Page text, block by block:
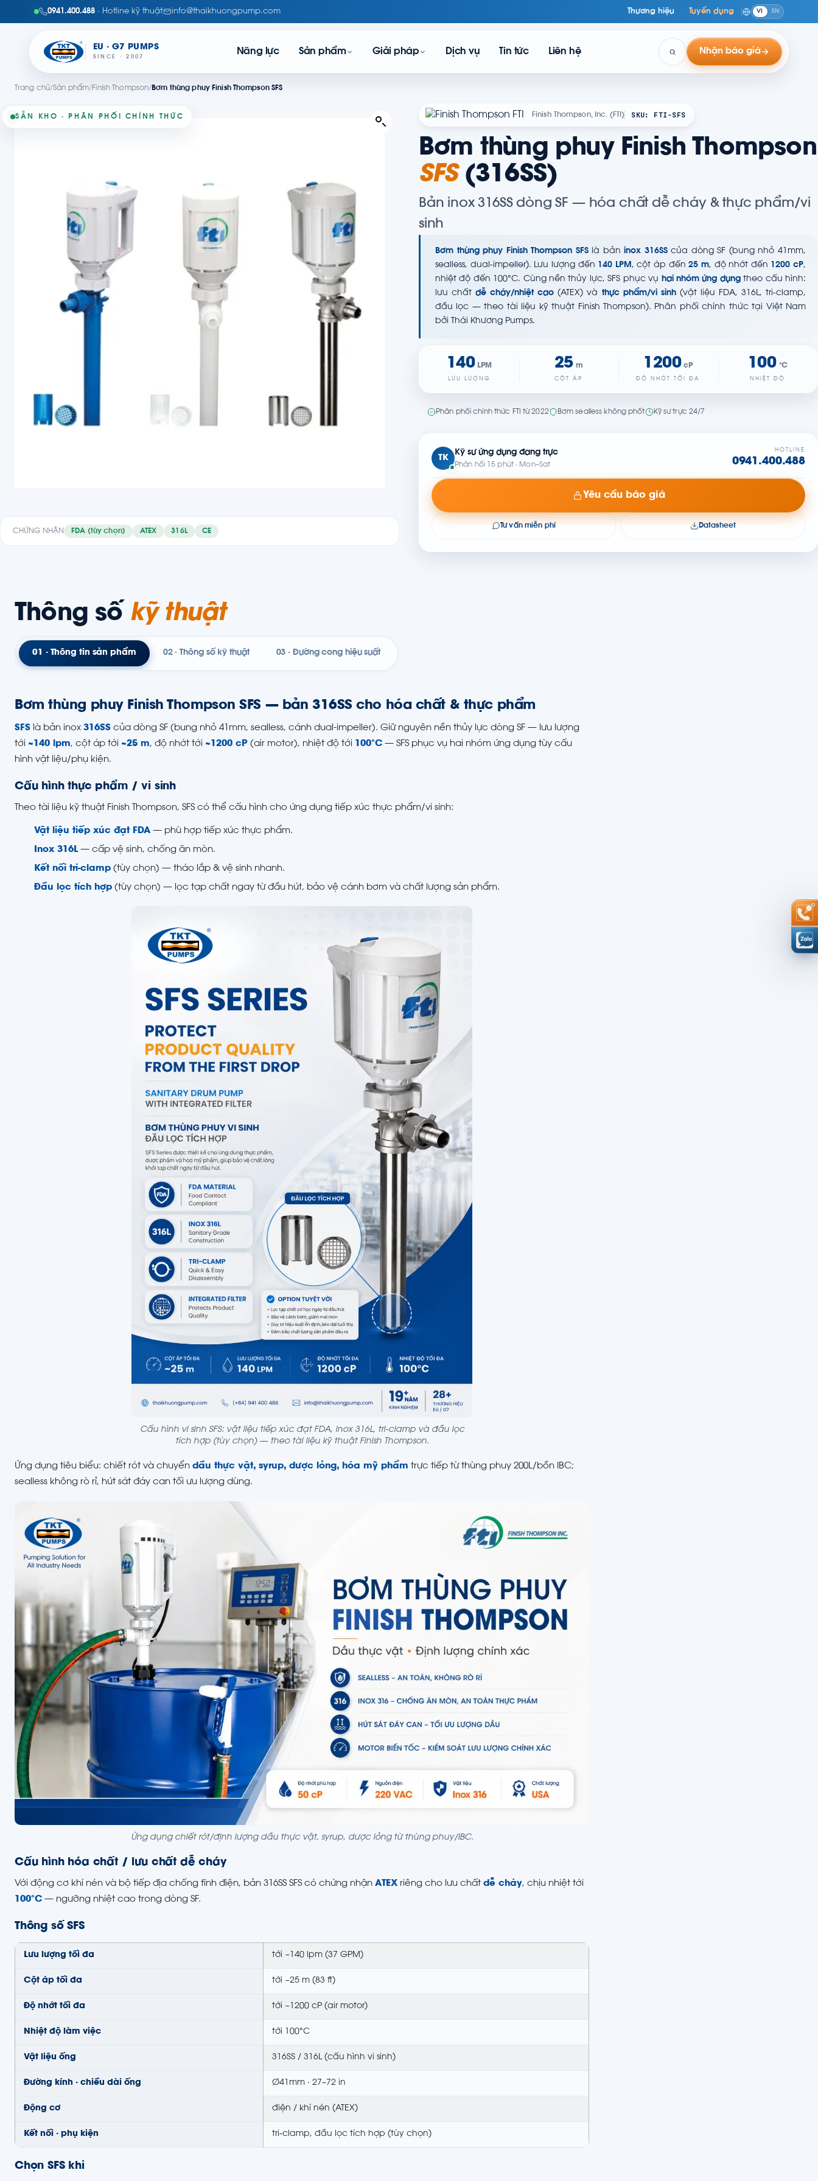
0941.400.488 · Hotline kỹ thuật info@thaikhuongpump.com Thương hiệu Tuyển dụng VI EN
EU · G7 PUMPS
SINCE · 2007
Năng lực Sản phẩm Giải pháp Dịch vụ Tin tức Liên hệ Nhận báo giá
Trang chủ/Sản phẩm/Finish Thompson/Bơm thùng phuy Finish Thompson SFS
SẴN KHO · PHÂN PHỐI CHÍNH THỨC
CHỨNG NHẬN FDA (tùy chọn) ATEX 316L CE
Finish Thompson, Inc. (FTI) SKU: FTI-SFS
Bơm thùng phuy Finish Thompson
SFS(316SS)
Bản inox 316SS dòng SF — hóa chất dễ cháy & thực phẩm/vi
sinh
Bơm thùng phuy Finish Thompson SFSlà bảninox 316SScủa dòng SF (bung nhỏ 41mm,
sealless, dual-impeller). Lưu lượng đến 140 LPM, cột áp đến25 m, độ nhớt đến 1200 cP,
nhiệt độ đến 100°C. Cùng nền thủy lực, SFS phục vụ hai nhóm ứng dụngtheo cấu hình:
lưu chấtdễ cháy/nhiệt cao (ATEX) và thực phẩm/vi sinh(vật liệu FDA, 316L, tri-clamp,
đầu lọc — theo tài liệu kỹ thuật Finish Thompson). Phân phối chính thức tại Việt Nam
bởi Thái Khương Pumps.
140 LPM
LƯU LƯỢNG
25 m
CỘT ÁP
1200 cP
ĐỘ NHỚT TỐI ĐA
100 °C
NHIỆT ĐỘ
Phân phối chính thức FTI từ 2022 Bơm sealless không phốt Kỹ sư trực 24/7
TK
Kỹ sư ứng dụng đang trực
Phản hồi 15 phút · Mon–Sat
HOTLINE
0941.400.488
Yêu cầu báo giá
Tư vấn miễn phí Datasheet
Thông số kỹ thuật
01 · Thông tin sản phẩm 02 · Thông số kỹ thuật 03 · Đường cong hiệu suất
Bơm thùng phuy Finish Thompson SFS — bản 316SS cho hóa chất & thực phẩm
SFS là bản inox 316SS của dòng SF (bung nhỏ 41mm, sealless, cánh dual-impeller). Giữ nguyên nền thủy lực dòng SF — lưu lượng
tới ~140 lpm, cột áp tới ~25 m, độ nhớt tới ~1200 cP (air motor), nhiệt độ tới 100°C — SFS phục vụ hai nhóm ứng dụng tùy cấu
hình vật liệu/phụ kiện.
Cấu hình thực phẩm / vi sinh
Theo tài liệu kỹ thuật Finish Thompson, SFS có thể cấu hình cho ứng dụng tiếp xúc thực phẩm/vi sinh:
Vật liệu tiếp xúc đạt FDA — phù hợp tiếp xúc thực phẩm.
Inox 316L— cấp vệ sinh, chống ăn mòn.
Kết nối tri-clamp (tùy chọn) — tháo lắp & vệ sinh nhanh.
Đầu lọc tích hợp (tùy chọn) — lọc tạp chất ngay từ đầu hút, bảo vệ cánh bơm và chất lượng sản phẩm.
Cấu hình vi sinh SFS: vật liệu tiếp xúc đạt FDA, inox 316L, tri-clamp và đầu lọc
tích hợp (tùy chọn) — theo tài liệu kỹ thuật Finish Thompson.
Ứng dụng tiêu biểu: chiết rót và chuyển dầu thực vật, syrup, dược lỏng, hóa mỹ phẩm trực tiếp từ thùng phuy 200L/bồn IBC;
sealless không rò rỉ, hút sát đáy can tối ưu lượng dùng.
Ứng dụng chiết rót/định lượng dầu thực vật, syrup, dược lỏng từ thùng phuy/IBC.
Cấu hình hóa chất / lưu chất dễ cháy
Với động cơ khí nén và bộ tiếp địa chống tĩnh điện, bản 316SS SFS có chứng nhận ATEX riêng cho lưu chất dễ cháy, chịu nhiệt tới
100°C — ngưỡng nhiệt cao trong dòng SF.
Thông số SFS
Lưu lượng tối đa tới ~140 lpm (37 GPM)
Cột áp tối đa tới ~25 m (83 ft)
Độ nhớt tối đa tới ~1200 cP (air motor)
Nhiệt độ làm việc tới 100°C
Vật liệu ống 316SS / 316L (cấu hình vi sinh)
Đường kính · chiều dài ống Ø41mm · 27–72 in
Động cơ điện / khí nén (ATEX)
Kết nối · phụ kiện tri-clamp, đầu lọc tích hợp (tùy chọn)
Chọn SFS khi